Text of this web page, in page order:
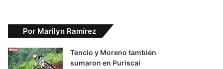
Por Marilyn Ramírez
Tencio y Moreno también
sumaron en Puriscal